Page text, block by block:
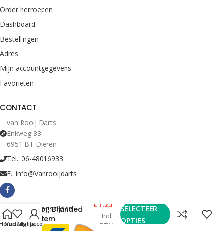
Order herroepen
Dashboard
Bestellingen
Adres
Mijn accountgegevens
Favorieten
CONTACT
van Rooij Darts
Enkweg 33
6951 BT Dieren
Tel.: 06-48016933
E.: info@Vanrooijdarts
Bekijk Openingstijden
Shot! Branded
Totem
€ 1.25
Incl.
BTW
SELECTEER
OPTIES
Verlanglijst
Mijn account